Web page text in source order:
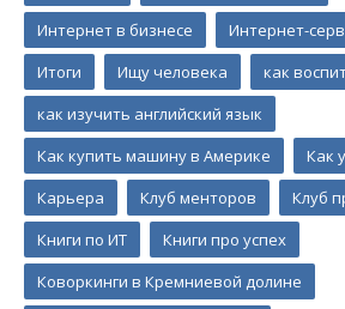
Интернет в бизнесе
Интернет-
Итоги
Ищу человека
как
как изучить английский язык
Как купить машину в Америке
Как
Карьера
Клуб менторов
Клуб
Книги по ИТ
Книги про успех
Коворкинги в Кремниевой долине